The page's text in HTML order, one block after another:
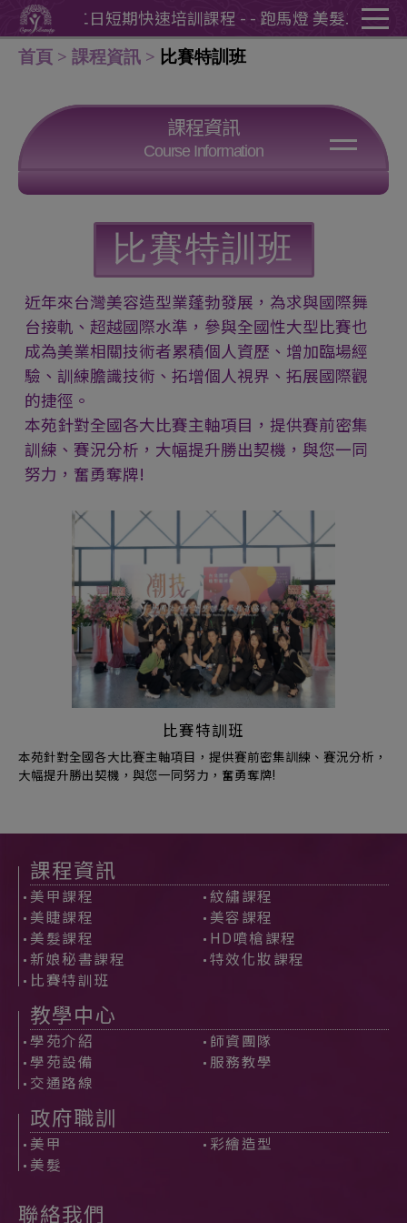
燈 美髮二日短期快速培訓課程 - - 跑馬燈 美髮二日短
首頁 課程資訊 比賽特訓班
課程資訊
Course Information
美甲課程
紋繡課程
美睫課程
美容課程
美髮課程
HD噴槍課程
新娘秘書課程
特效化妝課程
比賽特訓班
比賽特訓班
近年來台灣美容造型業蓬勃發展，為求與國際舞
台接軌、超越國際水準，參與全國性大型比賽也
成為美業相關技術者累積個人資歷、增加臨場經
驗、訓練膽識技術、拓增個人視界、拓展國際觀
的捷徑。
本苑針對全國各大比賽主軸項目，提供賽前密集
訓練、賽況分析，大幅提升勝出契機，與您一同
努力，奮勇奪牌!
比賽特訓班
本苑針對全國各大比賽主軸項目，提供賽前密集訓練、賽況分析，
大幅提升勝出契機，與您一同努力，奮勇奪牌!
課程資訊
美甲課程
紋繡課程
美睫課程
美容課程
美髮課程
HD噴槍課程
新娘秘書課程
特效化妝課程
比賽特訓班
教學中心
學苑介紹
師資團隊
學苑設備
服務教學
交通路線
政府職訓
美甲
彩繪造型
美髮
聯絡我們
Cookie管理面板